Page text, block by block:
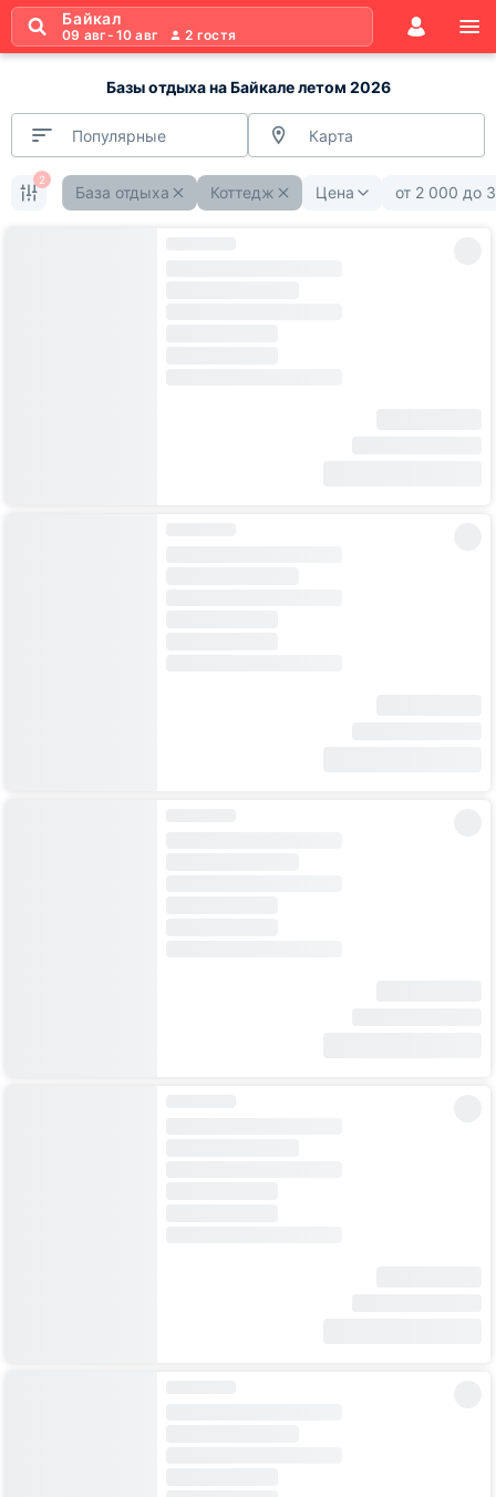
Байкал
09 авг- 10 авг 2 гостя
Базы отдыха на Байкале летом 2026
Популярные Карта
База отдыха Коттедж Цена от 2 000 до
2